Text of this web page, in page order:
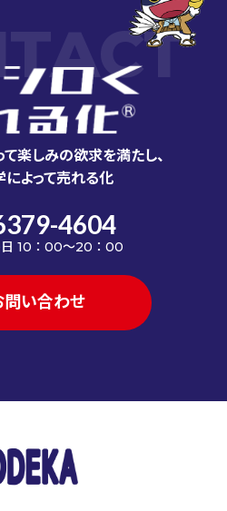
楽しみの欲求を満たし、
よって売れる化
4604
日 10：00～20：00
問い合わせ